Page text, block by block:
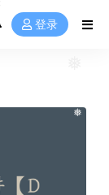
登录